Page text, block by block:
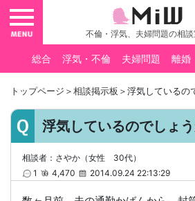
toggle navigation
不倫・浮気、夫婦問題の相
総合 浮気・不倫 夫婦問題 離婚
トップページ ＞相談掲示板 ＞浮気しているの
浮気しているのでしょ
相談者：さやか（女性 30代）
1
4,470 2014.09.24 22:13:29